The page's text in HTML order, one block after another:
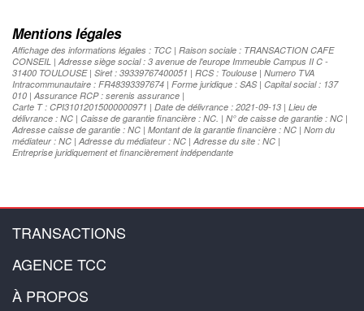
Mentions légales
Affichage des informations légales : TCC | Raison sociale : TRANSACTION CAFE
CONSEIL | Adresse siège social : 3 avenue de l'europe Immeuble Campus II C -
31400 TOULOUSE | Siret : 39339767400051 | RCS : Toulouse | Numero TVA
Intracommunautaire : FR48393397674 | Forme juridique : SAS | Capital social : 137
010 | Assurance RCP : serenis assurance |
Carte T : CPI31012015000000971 | Date de délivrance : 2021-09-13 | Lieu de
délivrance : NC | Caisse de garantie financière : NC. | N° de caisse de garantie : NC |
Adresse caisse de garantie : NC | Montant de la garantie financière : NC | Nom du
médiateur : NC | Adresse du médiateur : NC | Adresse du site : NC |
Entreprise juridiquement et financièrement indépendante
TRANSACTIONS
AGENCE TCC
À PROPOS